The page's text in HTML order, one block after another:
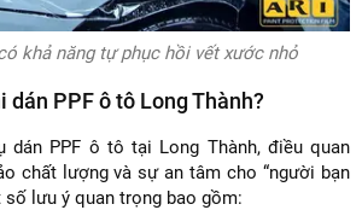
khả năng tự phục hồi vết xước nhỏ
dán PPF ô tô Long Thành?
dán PPF ô tô tại Long Thành, điều quan
chất lượng và sự an tâm cho “người bạn
số lưu ý quan trọng bao gồm: